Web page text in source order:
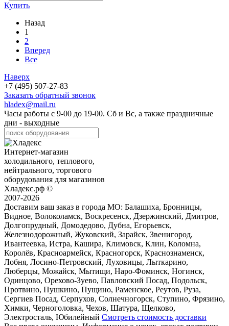
Купить
Назад
1
2
Вперед
Все
Наверх
+7 (495) 507-27-83
Заказать обратный звонок
hladex@mail.ru
Часы работы с 9-00 до 19-00. Сб и Вс, а также праздничные
дни - выходные
Интернет-магазин
холодильного, теплового,
нейтрального, торгового
оборудования для магазинов
Хладекс.рф ©
2007-2026
Доставим ваш заказ в города МО: Балашиха, Бронницы,
Видное, Волоколамск, Воскресенск, Дзержинский, Дмитров,
Долгопрудный, Домодедово, Дубна, Егорьевск,
Железнодорожный, Жуковский, Зарайск, Звенигород,
Ивантеевка, Истра, Кашира, Климовск, Клин, Коломна,
Королёв, Красноармейск, Красногорск, Краснознаменск,
Лобня, Лосино-Петровский, Луховицы, Лыткарино,
Люберцы, Можайск, Мытищи, Наро-Фоминск, Ногинск,
Одинцово, Орехово-Зуево, Павловский Посад, Подольск,
Протвино, Пушкино, Пущино, Раменское, Реутов, Руза,
Сергиев Посад, Серпухов, Солнечногорск, Ступино, Фрязино,
Химки, Черноголовка, Чехов, Шатура, Щелково,
Электросталь, Юбилейный Смотреть стоимость доставки